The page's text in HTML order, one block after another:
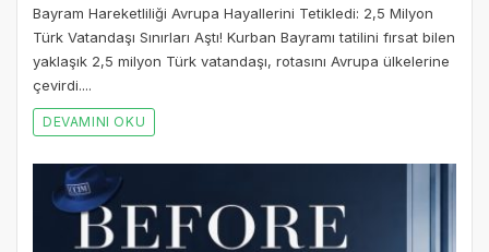
Bayram Hareketliliği Avrupa Hayallerini Tetikledi: 2,5 Milyon
Türk Vatandaşı Sınırları Aştı! Kurban Bayramı tatilini fırsat bilen
yaklaşık 2,5 milyon Türk vatandaşı, rotasını Avrupa ülkelerine
çevirdi....
DEVAMINI OKU